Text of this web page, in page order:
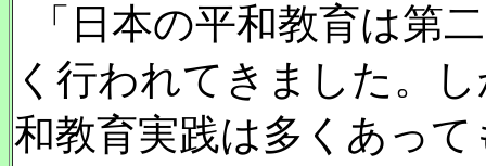
「日本の平和教育は第
く行われてきました。
和教育実践は多くあっ